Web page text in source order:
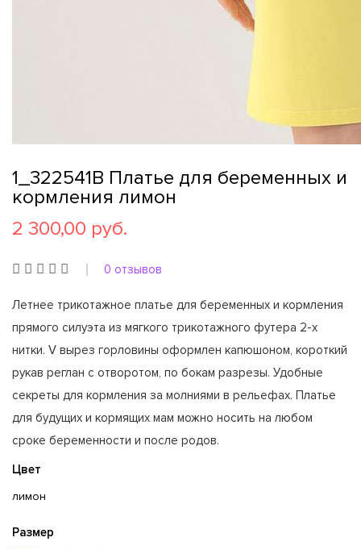
1_322541В Платье для беременных и
кормления лимон
2 300,00 руб.
0 отзывов
Летнее трикотажное платье для беременных и кормления
прямого силуэта из мягкого трикотажного футера 2-х
нитки. V вырез горловины оформлен капюшоном, короткий
рукав реглан с отворотом, по бокам разрезы. Удобные
секреты для кормления за молниями в рельефах. Платье
для будущих и кормящих мам можно носить на любом
сроке беременности и после родов.
Цвет
лимон
Размер